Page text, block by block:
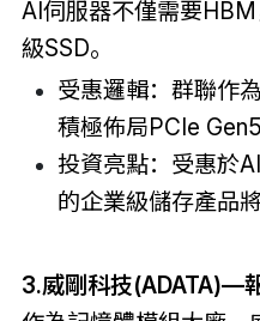
AI伺服器不僅需要
級SSD。
受惠邏輯：群聯作
積極佈局PCIe
投資亮點：受惠於
的企業級儲存產品
3.威剛科技(ADATA)—